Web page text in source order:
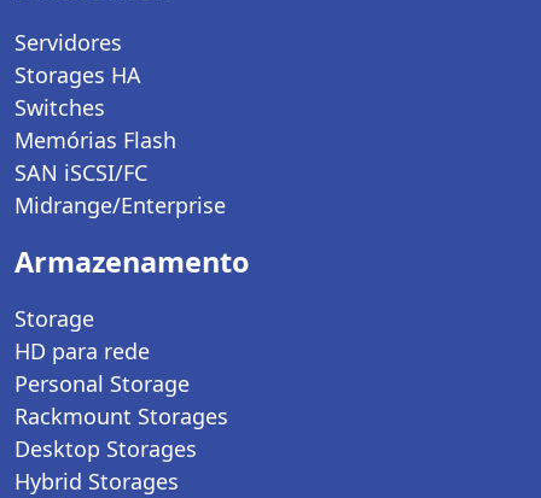
Servidores
Storages HA
Switches
Memórias Flash
SAN iSCSI/FC
Midrange/Enterprise
Armazenamento
Storage
HD para rede
Personal Storage
Rackmount Storages
Desktop Storages
Hybrid Storages